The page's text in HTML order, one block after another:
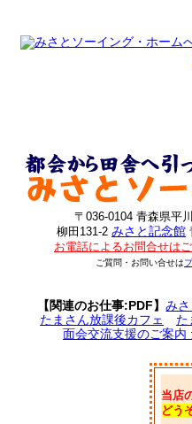
〒036-0104 青森県平
柳田131-2 みさと記念館
お電話によるお問合せは
ご質問・お問い合せは
【関連のお仕事:PDF】み
たまさん放課後カフェ
た
面会交流支援のご案内
当店
どう